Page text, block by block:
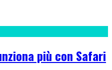
più con Safari